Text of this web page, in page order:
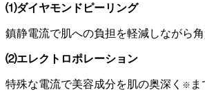
⑴ダイヤモンドピーリング
鎮静電流で肌への負担を軽減しながら角
⑵エレクトロポレーション
特殊な電流で美容成分を肌の奥深く ※ ま